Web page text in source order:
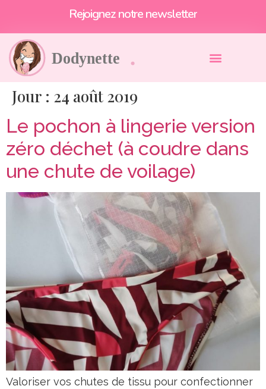
Rejoignez notre newsletter
Jour : 24 août 2019
Le pochon à lingerie version
zéro déchet (à coudre dans
une chute de voilage)
Valoriser vos chutes de tissu pour confectionner